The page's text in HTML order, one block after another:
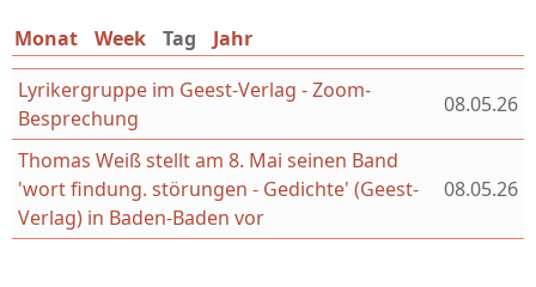
Monat Week Tag (aktiver Reiter)
Jahr
Lyrikergruppe im Geest-Verlag - Zoom-
Besprechung
08.05.26
Thomas Weiß stellt am 8. Mai seinen Band
'wort findung. störungen - Gedichte' (Geest-
Verlag) in Baden-Baden vor
08.05.26